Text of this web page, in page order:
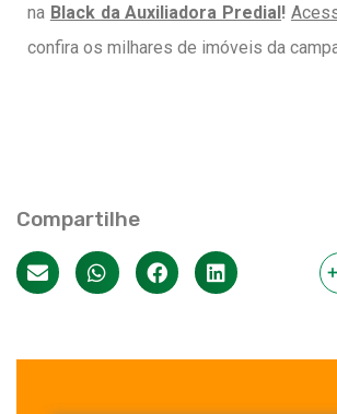
na Black da Auxiliadora Predial!
confira os milhares de imóveis da
Compartilhe